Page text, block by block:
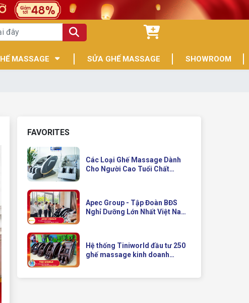
MASSAGE SỬA GHẾ MASSAGE SHOWROOM
FAVORITES
Các Loại Ghế Massage Dành
Cho Người Cao Tuổi Chất
Apec Group - Tập Đoàn BĐS
Nghỉ Dưỡng Lớn Nhất Việt Nam
Hệ thống Tiniworld đầu tư 250
ghế massage kinh doanh